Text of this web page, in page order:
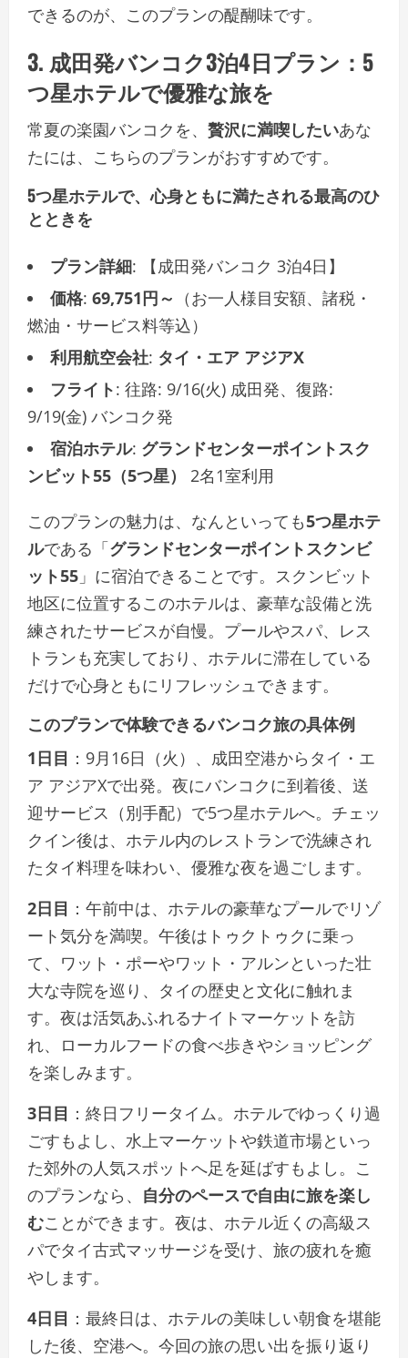
できるのが、このプランの醍醐味です。
3. 成田発バンコク3泊4日プラン：5
つ星ホテルで優雅な旅を
常夏の楽園バンコクを、 贅沢に満喫したいあな
たには、こちらのプランがおすすめです。
5つ星ホテルで、心身ともに満たされる最高のひ
とときを
プラン詳細: 【成田発バンコク 3泊4日】
価格: 69,751円～ （お一人様目安額、諸税・
燃油・サービス料等込）
利用航空会社: タイ・エア アジアX
フライト: 往路: 9/16(火) 成田発、復路:
9/19(金) バンコク発
宿泊ホテル: グランドセンターポイントスク
ンビット55（5つ星）
2名1室利用
このプランの魅力は、なんといっても5つ星ホテ
ルである「グランドセンターポイントスクンビ
ット55 」に宿泊できることです。スクンビット
地区に位置するこのホテルは、豪華な設備と洗
練されたサービスが自慢。プールやスパ、レス
トランも充実しており、ホテルに滞在している
だけで心身ともにリフレッシュできます。
このプランで体験できるバンコク旅の具体例
1日目 ：9月16日（火）、成田空港からタイ・エ
ア アジアXで出発。夜にバンコクに到着後、送
迎サービス（別手配）で5つ星ホテルへ。チェッ
クイン後は、ホテル内のレストランで洗練され
たタイ料理を味わい、優雅な夜を過ごします。
2日目 ：午前中は、ホテルの豪華なプールでリゾ
ート気分を満喫。午後はトゥクトゥクに乗っ
て、ワット・ポーやワット・アルンといった壮
大な寺院を巡り、タイの歴史と文化に触れま
す。夜は活気あふれるナイトマーケットを訪
れ、ローカルフードの食べ歩きやショッピング
を楽しみます。
3日目 ：終日フリータイム。ホテルでゆっくり過
ごすもよし、水上マーケットや鉄道市場といっ
た郊外の人気スポットへ足を延ばすもよし。こ
のプランなら、 自分のペースで自由に旅を楽し
むことができます。夜は、ホテル近くの高級ス
パでタイ古式マッサージを受け、旅の疲れを癒
やします。
4日目 ：最終日は、ホテルの美味しい朝食を堪能
した後、空港へ。今回の旅の思い出を振り返り